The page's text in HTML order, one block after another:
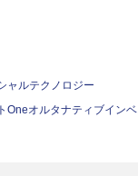
ャルテクノロジー
Oneオルタナティブイン